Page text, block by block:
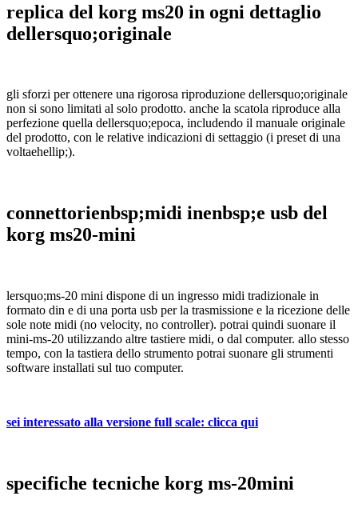
replica del korg ms20 in ogni dettaglio
dellersquo;originale
gli sforzi per ottenere una rigorosa riproduzione dellersquo;originale
non si sono limitati al solo prodotto. anche la scatola riproduce alla
perfezione quella dellersquo;epoca, includendo il manuale originale
del prodotto, con le relative indicazioni di settaggio (i preset di una
voltaehellip;).
connettorienbsp;midi inenbsp;e usb del
korg ms20-mini
lersquo;ms-20 mini dispone di un ingresso midi tradizionale in
formato din e di una porta usb per la trasmissione e la ricezione delle
sole note midi (no velocity, no controller). potrai quindi suonare il
mini-ms-20 utilizzando altre tastiere midi, o dal computer. allo stesso
tempo, con la tastiera dello strumento potrai suonare gli strumenti
software installati sul tuo computer.
sei interessato alla versione full scale: clicca qui
specifiche tecniche korg ms-20mini